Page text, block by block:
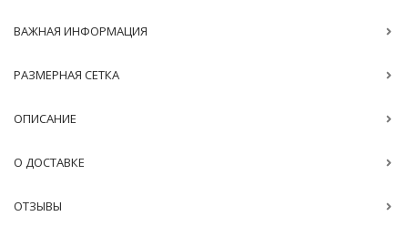
ВАЖНАЯ ИНФОРМАЦИЯ
РАЗМЕРНАЯ СЕТКА
ОПИСАНИЕ
О ДОСТАВКЕ
ОТЗЫВЫ